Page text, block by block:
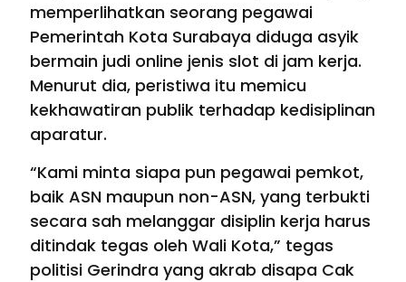
memperlihatkan seorang pegawai
Pemerintah Kota Surabaya diduga asyik
bermain judi online jenis slot di jam kerja.
Menurut dia, peristiwa itu memicu
kekhawatiran publik terhadap kedisiplinan
aparatur.
“Kami minta siapa pun pegawai pemkot,
baik ASN maupun non-ASN, yang terbukti
secara sah melanggar disiplin kerja harus
ditindak tegas oleh Wali Kota,” tegas
politisi Gerindra yang akrab disapa Cak